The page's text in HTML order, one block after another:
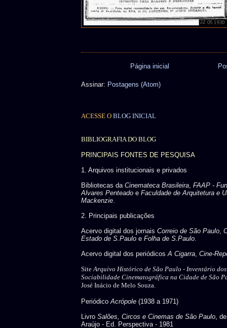
Página inicial
Assinar: Postagens (Atom)
ACESSE O BLOG INICIAL
BIBLIOGRAFIA DO BLOG
PRINCIPAIS FONTES DE PESQUISA
1. Arquivos institucionais e privados
Bibliotecas da Cinemateca Brasileira, FAAP -
Alvares Penteado e Faculdade de Arquitetura e
Mackenzie.
2. Principais publicações
Acervo digital dos jornais Correio de São Paulo,
Estado de S.Paulo e Folha de S.Paulo.
Acervo digital dos periódicosA Cigarra, Cine-
SiteArquivo Histórico de São Paulo - Inventário dos
Sociabilidade Cinematográfica na Cidade de São
José Inácio de Melo Souza.
PeriódicoAcrópole (1938 a 1971)
Livro Salões, Circos e Cinemas de São Paulo,
Araújo - Ed. Perspectiva - 1981